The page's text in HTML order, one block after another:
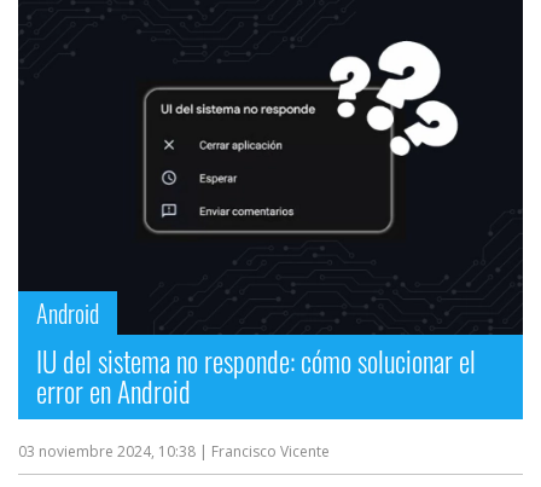
Android
IU del sistema no responde: cómo solucionar el
error en Android
03 noviembre 2024, 10:38 | Francisco Vicente